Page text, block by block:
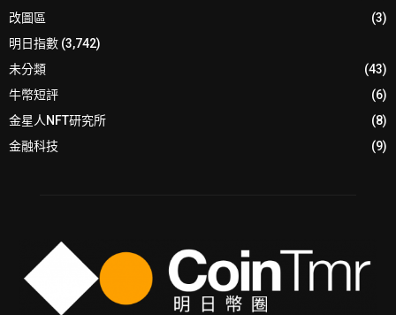
改圖區
(3)
明日指數 (3,742)
未分類
(43)
牛幣短評
(6)
金星人NFT研究所
(8)
金融科技
(9)